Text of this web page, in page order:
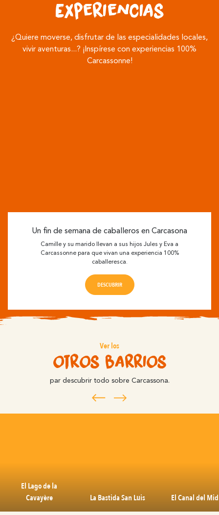
Experiencias
¿Quiere moverse, disfrutar de las especialidades locales,
vivir aventuras...? ¡Inspírese con experiencias 100%
Carcassonne!
Un fin de semana de caballeros en Carcasona
Camille y su marido llevan a sus hijos Jules y Eva a
Carcassonne para que vivan una experiencia 100%
caballeresca.
DESCUBRIR
Ver los
otros barrios
par descubrir todo sobre Carcassona.
El Lago de la
Cavayère
La Bastida San Luis El Canal del